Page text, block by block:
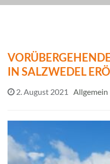
IN SALZWEDEL
2. August 2021 Allgemein